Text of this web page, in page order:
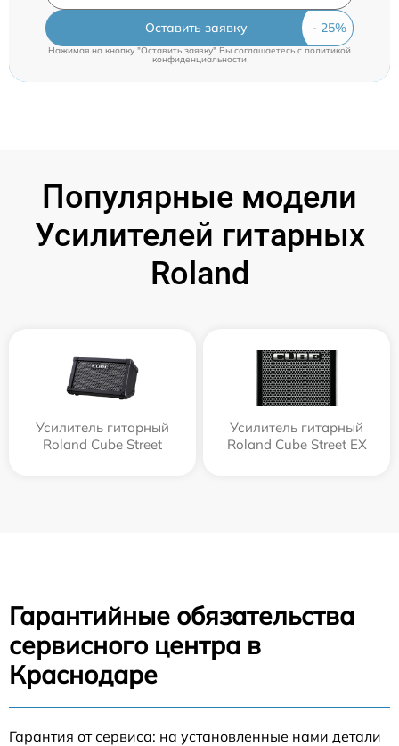
Оставить заявку
Нажимая на кнопку "Оставить заявку" Вы соглашаетесь cполитикой
конфиденциальности
Популярные модели
Усилителей гитарных
Roland
Усилитель гитарный
Roland Cube Street
Усилитель гитарный
Roland Cube Street EX
Гарантийные обязательства
сервисного центра в
Краснодаре
Гарантия от сервиса: на установленные нами детали